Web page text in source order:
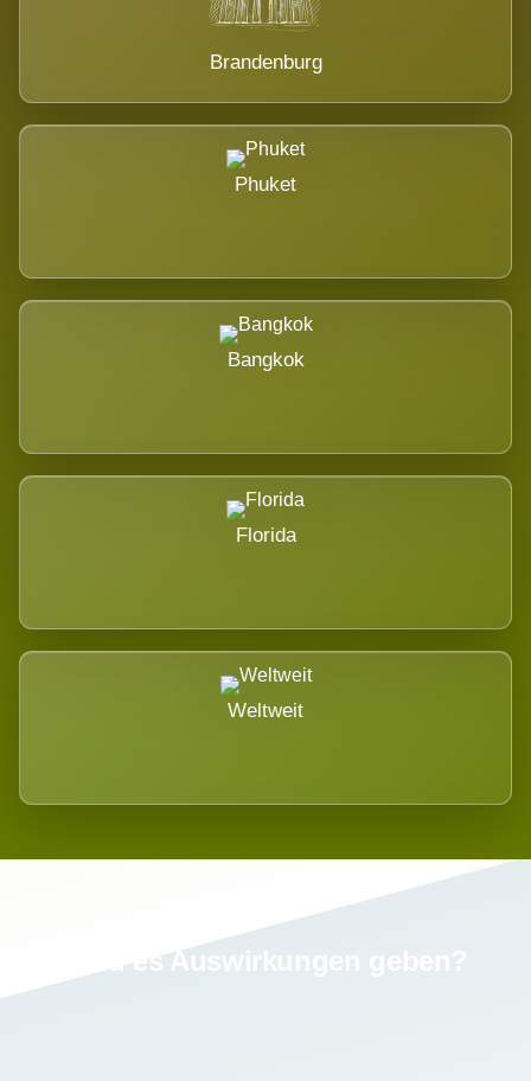
Brandenburg
Phuket
Bangkok
Florida
Weltweit
Wird es Auswirkungen geben?